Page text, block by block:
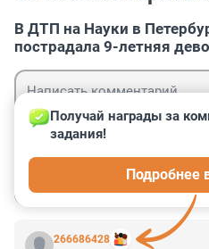
В ДТП на Науки в
пострадала 9-летняя
266686428
Получай награды за
задания!
Подробнее